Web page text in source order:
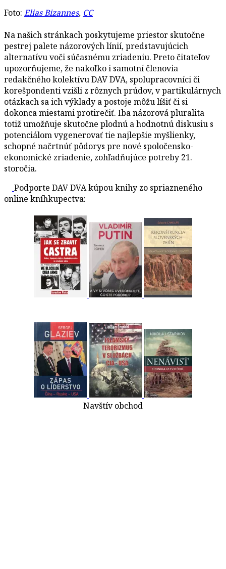
Foto: Elias Bizannes, CC
Na našich stránkach poskytujeme priestor skutočne
pestrej palete názorových línií, predstavujúcich
alternatívu voči súčasnému zriadeniu. Preto čitateľov
upozorňujeme, že nakoľko i samotní členovia
redakčného kolektívu DAV DVA, spolupracovníci či
korešpondenti vzišli z rôznych prúdov, v partikulárnych
otázkach sa ich výklady a postoje môžu líšiť či si
dokonca miestami protirečiť. Iba názorová pluralita
totiž umožňuje skutočne plodnú a hodnotnú diskusiu s
potenciálom vygenerovať tie najlepšie myšlienky,
schopné načrtnúť pôdorys pre nové spoločensko-
ekonomické zriadenie, zohľadňujúce potreby 21.
storočia.
Podporte DAV DVA kúpou knihy zo spriazneného
online kníhkupectva:
Navštív obchod